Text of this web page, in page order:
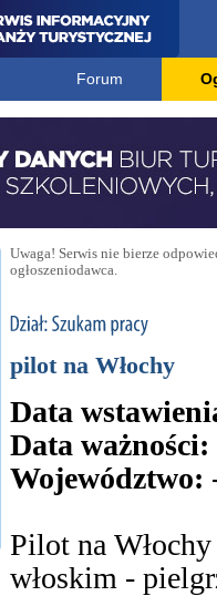
Forum
Uwaga! Serwis nie bierze
ogłoszeniodawca.
pilot na Włochy
Data
Data ważności:
Województwo:
Pilot na
włoskim -